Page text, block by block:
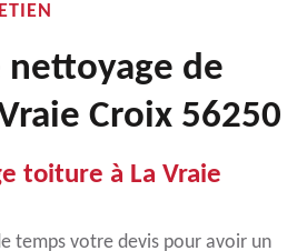
nettoyage de
Croix 56250
toiture à La Vraie
temps votre devis pour avoir un